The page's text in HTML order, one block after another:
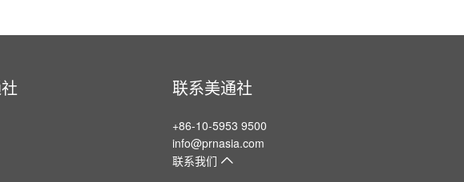
联系美通社
+86-10-5953 9500
info@prnasia.com
联系我们